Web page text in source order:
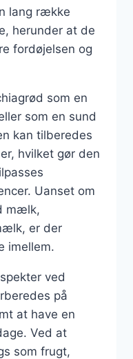
lang række
herunder at de
fordøjelsen og
som en
som en sund
kan tilberedes
hvilket gør den
Uanset om
mælk,
er der
imellem.
ved
på
at have en
Ved at
som frugt,